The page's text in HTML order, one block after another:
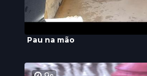
Pau na mão